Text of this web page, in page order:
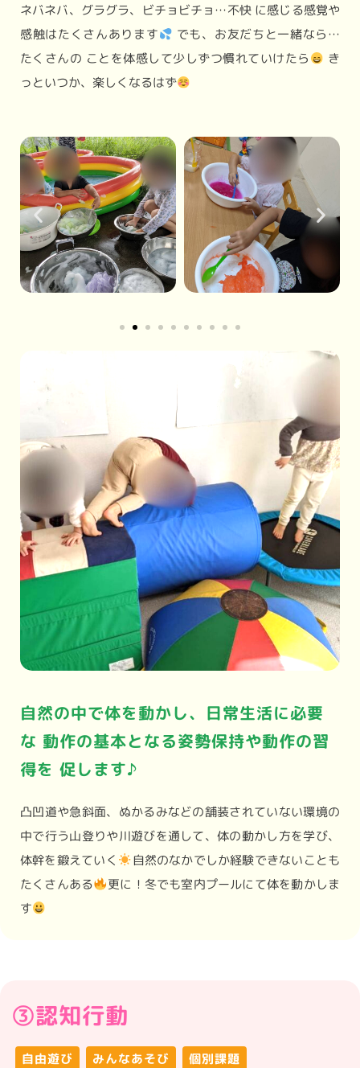
ネバネバ、グラグラ、ビチョビチョ…不快 に感じる感覚や
感触はたくさんあります
でも、お友だちと一緒なら…
たくさんの ことを体感して少しずつ慣れていけたら
き
っといつか、楽しくなるはず
自然の中で体を動かし、日常生活に必要
な 動作の基本となる姿勢保持や動作の習
得を 促します♪
凸凹道や急斜面、ぬかるみなどの舗装されていない環境の
中で行う山登りや川遊びを通して、体の動かし方を学び、
体幹を鍛えていく
自然のなかでしか経験できないことも
たくさんある
更に！冬でも室内プールにて体を動かしま
す
③認知行動
自由遊び みんなあそび 個別課題